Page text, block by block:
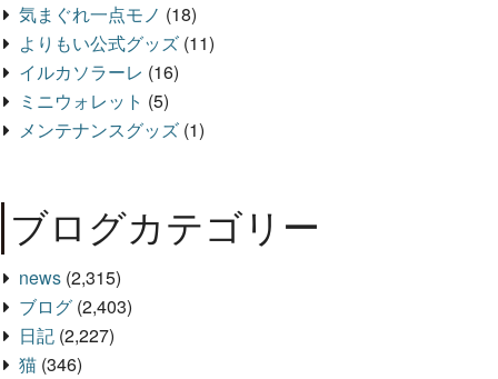
気まぐれ一点モノ (18)
よりもい公式グッズ (11)
イルカソラーレ (16)
ミニウォレット (5)
メンテナンスグッズ (1)
ブログカテゴリー
news (2,315)
ブログ (2,403)
日記 (2,227)
猫 (346)